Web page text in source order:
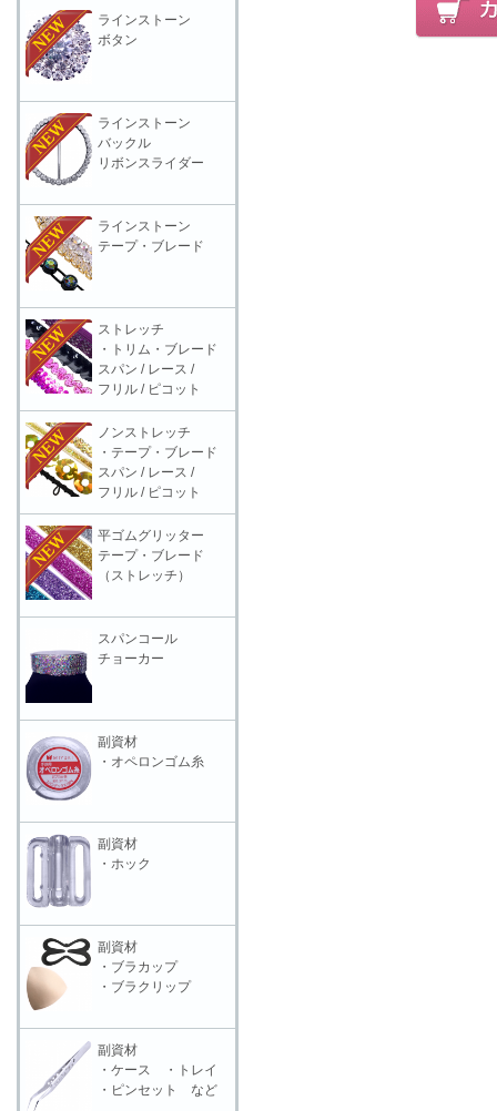
ラインストーン
ボタン
ラインストーン
バックル
リボンスライダー
ラインストーン
テープ・ブレード
ストレッチ
・トリム・ブレード
スパン / レース /
フリル / ピコット
ノンストレッチ
・テープ・ブレード
スパン / レース /
フリル / ピコット
平ゴムグリッター
テープ・ブレード
（ストレッチ）
スパンコール
チョーカー
副資材
・オペロンゴム糸
副資材
・ホック
副資材
・ブラカップ
・ブラクリップ
副資材
・ケース ・トレイ
・ピンセット など